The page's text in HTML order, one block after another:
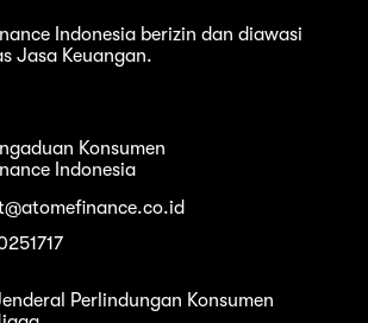
Indonesia berizin dan diawasi
Jasa Keuangan.
Konsumen
Indonesia
Perlindungan Konsumen